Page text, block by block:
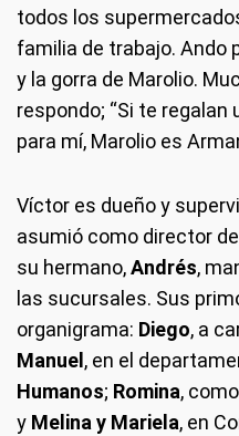
todos los
familia de trabajo. Ando
y la gorra de Marolio.
respondo; “Si te regalan
para mí, Marolio es
Víctor es dueño y
asumió como director
su hermano,Andrés,
las sucursales. Sus
organigrama: Diego, a
Manuel , en el
Humanos; Romina,
y Melina y Mariela, en